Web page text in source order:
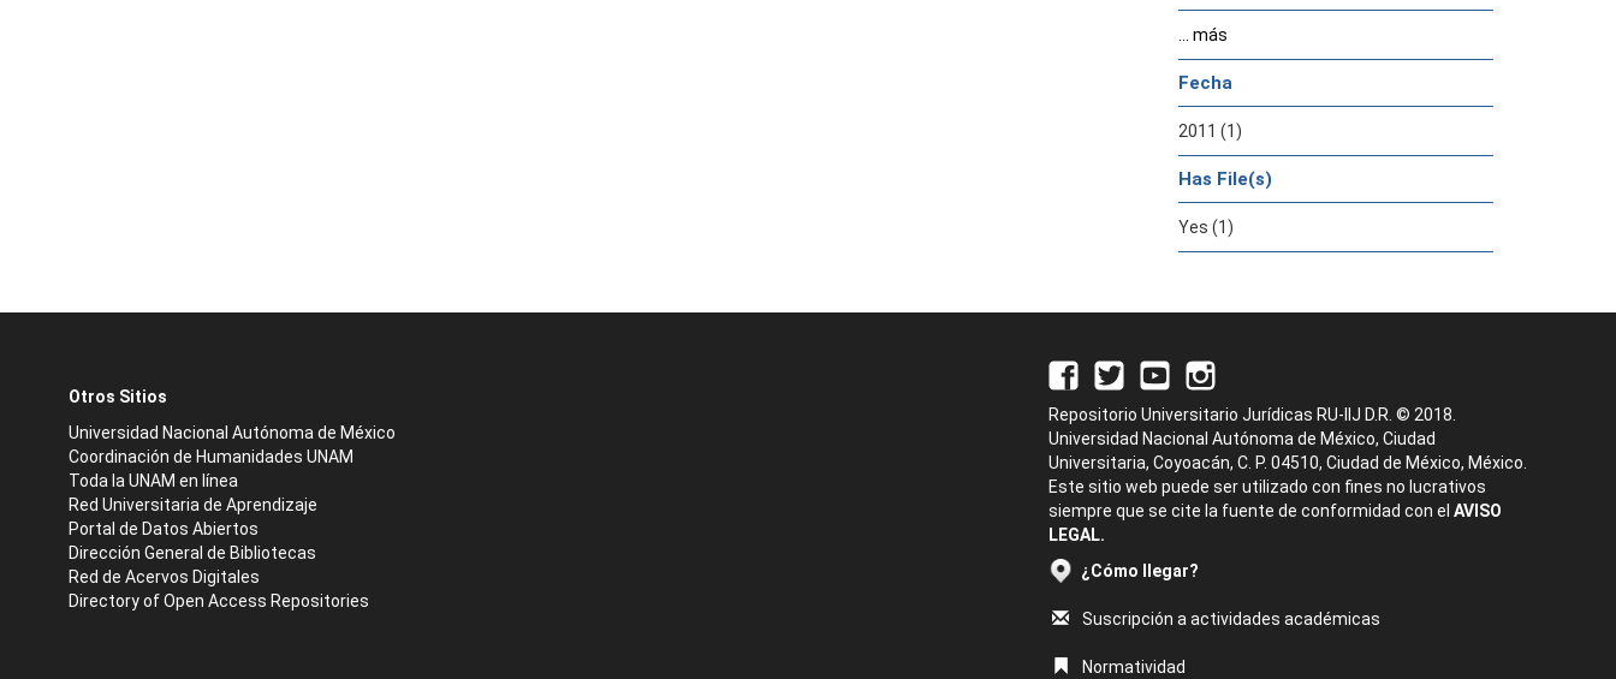
... más
Fecha
2011 (1)
Has File(s)
Yes (1)
Otros Sitios
Universidad Nacional Autónoma de México
Coordinación de Humanidades UNAM
Toda la UNAM en línea
Red Universitaria de Aprendizaje
Portal de Datos Abiertos
Dirección General de Bibliotecas
Red de Acervos Digitales
Directory of Open Access Repositories
Repositorio Universitario Jurídicas RU-IIJ D.R. © 2018.
Universidad Nacional Autónoma de México, Ciudad
Universitaria, Coyoacán, C. P. 04510, Ciudad de México, México.
Este sitio web puede ser utilizado con fines no lucrativos
siempre que se cite la fuente de conformidad con el AVISO
LEGAL.
¿Cómo llegar?
Suscripción a actividades académicas
Normatividad